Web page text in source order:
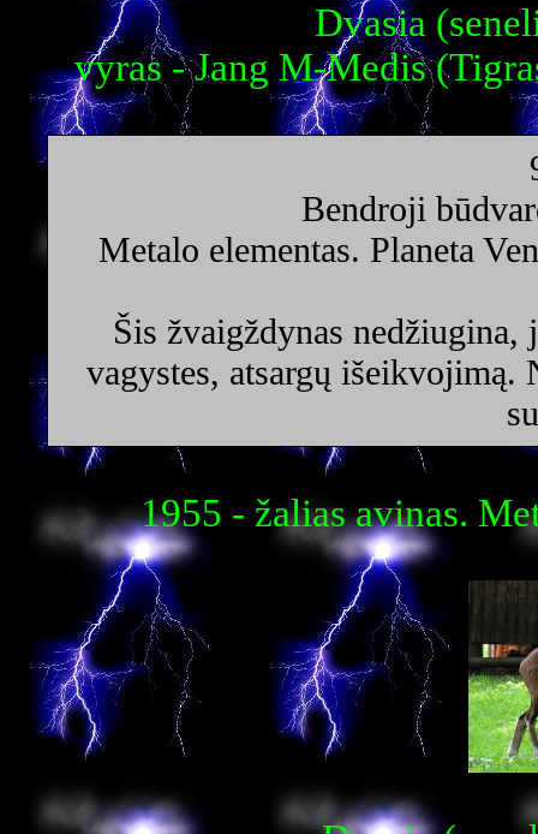
Dvasia
vyras - Jang M-Medis
Bendroji
Metalo elementas. Planeta
Šis žvaigždynas
vagystes, atsargų išeikvojimą.
1955 - žalias avinas.